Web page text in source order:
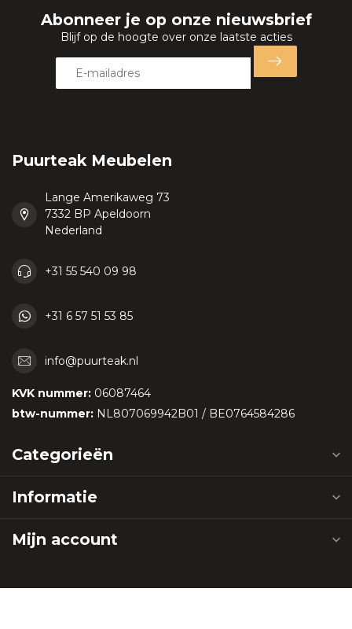
Abonneer je op onze nieuwsbrief
Blijf op de hoogte over onze laatste acties
Puurteak Meubelen
Lange Amerikaweg 73
7332 BP Apeldoorn
Nederland
+31 55 540 09 98
+31 6 57 51 53 85
info@puurteak.nl
KVK nummer: 06087464
btw-nummer: NL807069942B01 / BE0764584286
Categorieën
Informatie
Mijn account